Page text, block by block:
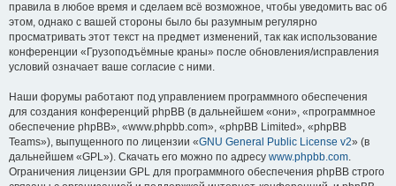
правила в любое время и сделаем всё возможное, чтобы уведомить вас об
этом, однако с вашей стороны было бы разумным регулярно
просматривать этот текст на предмет изменений, так как использование
конференции «Грузоподъёмные краны» после обновления/исправления
условий означает ваше согласие с ними.
Наши форумы работают под управлением программного обеспечения
для создания конференций phpBB (в дальнейшем «они», «программное
обеспечение phpBB», «www.phpbb.com», «phpBB Limited», «phpBB
Teams»), выпущенного по лицензии «GNU General Public License v2» (в
дальнейшем «GPL»). Скачать его можно по адресу www.phpbb.com.
Ограничения лицензии GPL для программного обеспечения phpBB строго